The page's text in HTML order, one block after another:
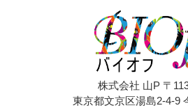
株式会社 山P 〒
東京都文京区湯島2-4-9